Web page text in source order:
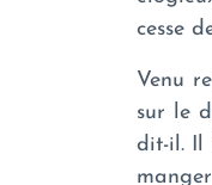
cesse
Venu
sur le
dit-il. Il